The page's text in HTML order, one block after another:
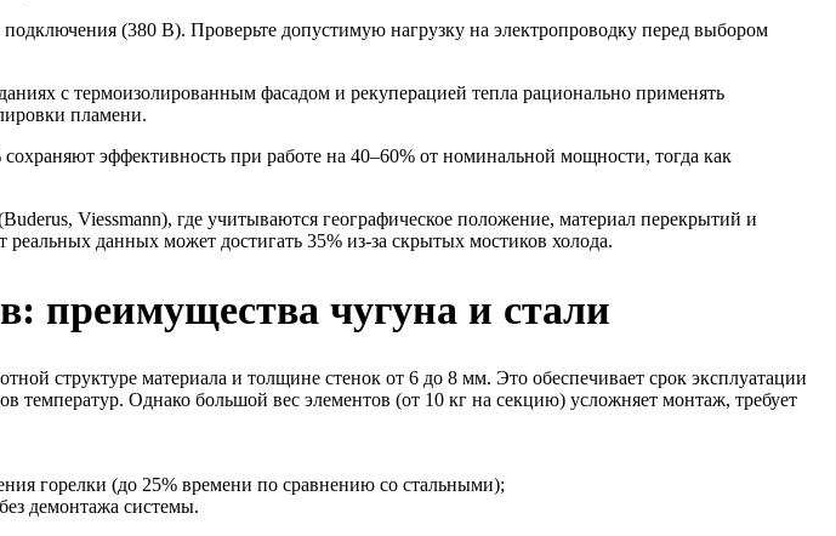
(380 В). Проверьте допустимую нагрузку на электропроводку перед выбором
с термоизолированным фасадом и рекуперацией тепла рационально применять
пламени.
эффективность при работе на 40–60% от номинальной мощности, тогда как
Viessmann), где учитываются географическое положение, материал перекрытий и
данных может достигать 35% из-за скрытых мостиков холода.
преимущества чугуна и стали
структуре материала и толщине стенок от 6 до 8 мм. Это обеспечивает срок эксплуатации
температур. Однако большой вес элементов (от 10 кг на секцию) усложняет монтаж, требует
горелки (до 25% времени по сравнению со стальными);
демонтажа системы.